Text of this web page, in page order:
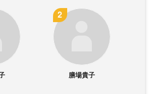
膳場貴子